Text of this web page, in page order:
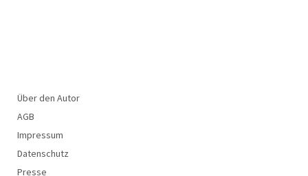
Über den Autor
AGB
Impressum
Datenschutz
Presse